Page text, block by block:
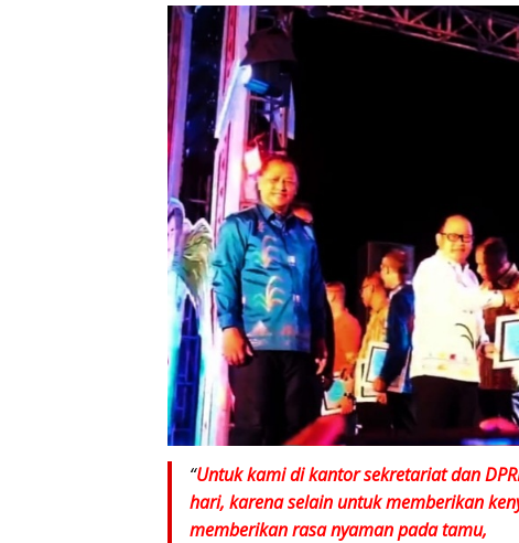
“Untuk kami di kantor sekretariat dan
hari, karena selain untuk memberikan
memberikan rasa nyaman pada tamu,